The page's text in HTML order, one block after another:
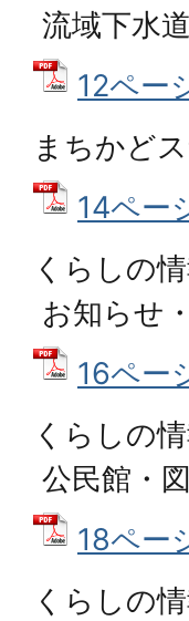
流域下水
12ペー
まちかど
14ペー
くらしの
お知らせ
16ペー
くらしの
公民館・
18ペー
くらしの